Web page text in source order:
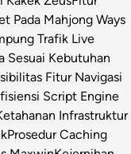
Pada Mahjong Ways
Trafik Live
Sesuai Kebutuhan
Fitur Navigasi
Script Engine
Infrastruktur
Prosedur Caching